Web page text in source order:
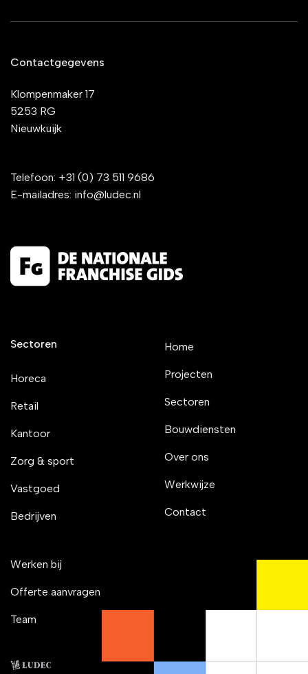
Contactgegevens
Klompenmaker 17
5253 RG
Nieuwkuijk
Telefoon: +31 (0) 73 511 9686
E-mailadres: info@ludec.nl
Sectoren
Horeca
Retail
Kantoor
Zorg & sport
Vastgoed
Bedrijven
Home
Projecten
Sectoren
Bouwdiensten
Over ons
Werkwijze
Contact
Werken bij
Offerte aanvragen
Team